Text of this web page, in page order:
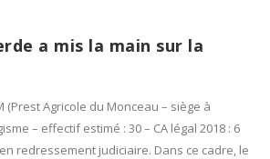
a mis la main sur la
(Prest Agricole du Monceau – siège à
– effectif estimé : 30 – CA légal 2018 : 6
redressement judiciaire. Dans ce cadre, le